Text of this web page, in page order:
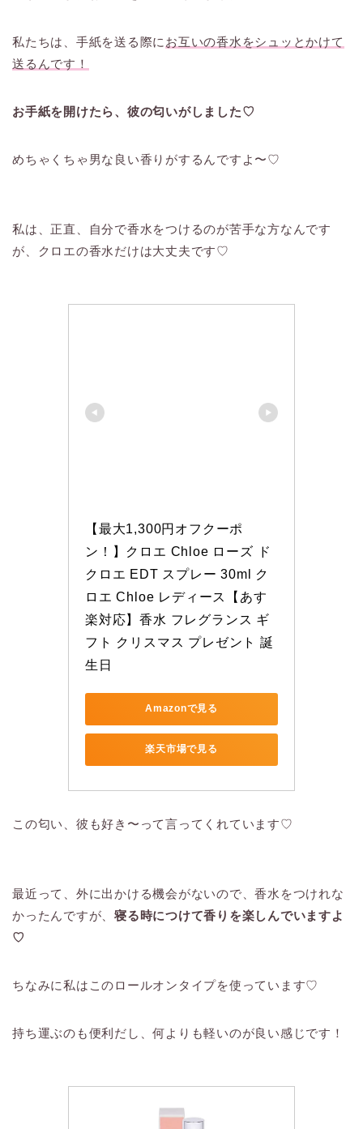
私たちは、手紙を送る際に お互いの香水をシュッとかけて
送るんです！
お手紙を開けたら、彼の匂いがしました♡
めちゃくちゃ男な良い香りがするんですよ〜♡
私は、正直、自分で香水をつけるのが苦手な方なんです
が、クロエの香水だけは大丈夫です♡
【最大1,300円オフクーポ
ン！】クロエ Chloe ローズ ド
クロエ EDT スプレー 30ml ク
ロエ Chloe レディース【あす
楽対応】香水 フレグランス ギ
フト クリスマス プレゼント 誕
生日
Amazonで見る
楽天市場で見る
この匂い、彼も好き〜って言ってくれています♡
最近って、外に出かける機会がないので、香水をつけれな
かったんですが、寝る時につけて香りを楽しんでいますよ
♡
ちなみに私はこのロールオンタイプを使っています♡
持ち運ぶのも便利だし、何よりも軽いのが良い感じです！